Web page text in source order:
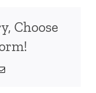
Choose
Email